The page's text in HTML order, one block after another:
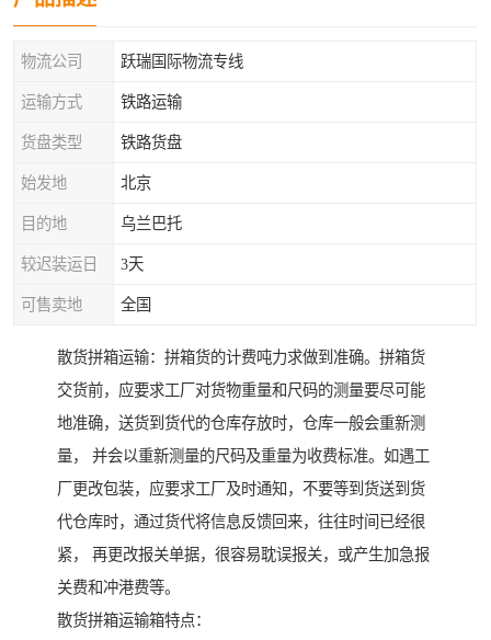
物流公司 跃瑞国际物流专线
运输方式 铁路运输
货盘类型 铁路货盘
始发地 北京
目的地 乌兰巴托
较迟装运日 3天
可售卖地 全国
散货拼箱运输：拼箱货的计费吨力求做到准确。拼箱货
交货前，应要求工厂对货物重量和尺码的测量要尽可能
地准确，送货到货代的仓库存放时，仓库一般会重新测
量， 并会以重新测量的尺码及重量为收费标准。如遇工
厂更改包装，应要求工厂及时通知，不要等到货送到货
代仓库时，通过货代将信息反馈回来，往往时间已经很
紧， 再更改报关单据，很容易耽误报关，或产生加急报
关费和冲港费等。
散货拼箱运输箱特点：